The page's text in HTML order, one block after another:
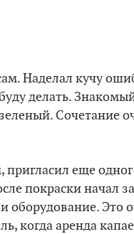
Наделал кучу
делать.
Сочетание
пригласил еще
покраски начал
оборудование. Это
когда аренда